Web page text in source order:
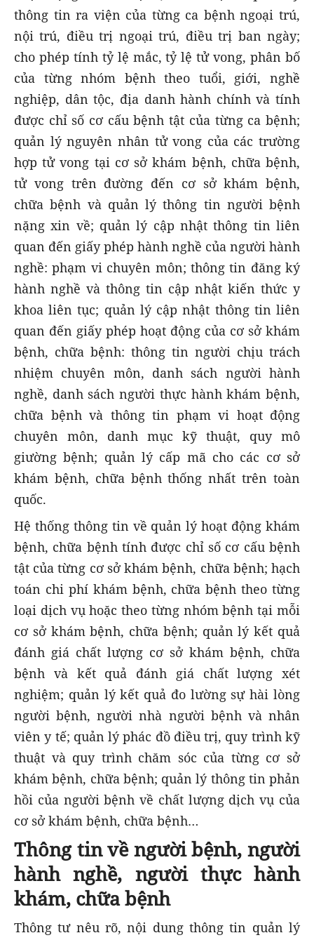
thông tin ra viện của từng ca bệnh ngoại trú,
nội trú, điều trị ngoại trú, điều trị ban ngày;
cho phép tính tỷ lệ mắc, tỷ lệ tử vong, phân bố
của từng nhóm bệnh theo tuổi, giới, nghề
nghiệp, dân tộc, địa danh hành chính và tính
được chỉ số cơ cấu bệnh tật của từng ca bệnh;
quản lý nguyên nhân tử vong của các trường
hợp tử vong tại cơ sở khám bệnh, chữa bệnh,
tử vong trên đường đến cơ sở khám bệnh,
chữa bệnh và quản lý thông tin người bệnh
nặng xin về; quản lý cập nhật thông tin liên
quan đến giấy phép hành nghề của người hành
nghề: phạm vi chuyên môn; thông tin đăng ký
hành nghề và thông tin cập nhật kiến thức y
khoa liên tục; quản lý cập nhật thông tin liên
quan đến giấy phép hoạt động của cơ sở khám
bệnh, chữa bệnh: thông tin người chịu trách
nhiệm chuyên môn, danh sách người hành
nghề, danh sách người thực hành khám bệnh,
chữa bệnh và thông tin phạm vi hoạt động
chuyên môn, danh mục kỹ thuật, quy mô
giường bệnh; quản lý cấp mã cho các cơ sở
khám bệnh, chữa bệnh thống nhất trên toàn
quốc.
Hệ thống thông tin về quản lý hoạt động khám
bệnh, chữa bệnh tính được chỉ số cơ cấu bệnh
tật của từng cơ sở khám bệnh, chữa bệnh; hạch
toán chi phí khám bệnh, chữa bệnh theo từng
loại dịch vụ hoặc theo từng nhóm bệnh tại mỗi
cơ sở khám bệnh, chữa bệnh; quản lý kết quả
đánh giá chất lượng cơ sở khám bệnh, chữa
bệnh và kết quả đánh giá chất lượng xét
nghiệm; quản lý kết quả đo lường sự hài lòng
người bệnh, người nhà người bệnh và nhân
viên y tế; quản lý phác đồ điều trị, quy trình kỹ
thuật và quy trình chăm sóc của từng cơ sở
khám bệnh, chữa bệnh; quản lý thông tin phản
hồi của người bệnh về chất lượng dịch vụ của
cơ sở khám bệnh, chữa bệnh…
Thông tin về người bệnh, người
hành nghề, người thực hành
khám, chữa bệnh
Thông tư nêu rõ, nội dung thông tin quản lý